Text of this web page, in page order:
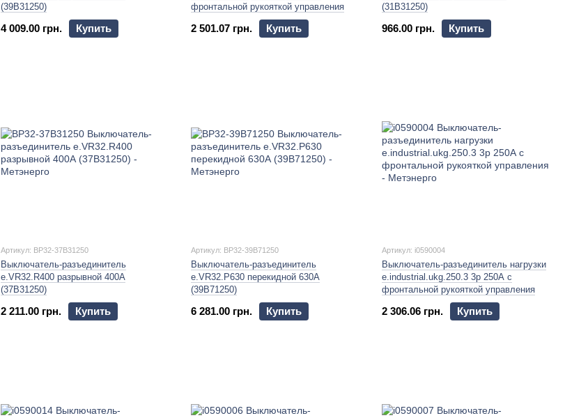
(39В31250)
4 009.00 грн. Купить
фронтальной рукояткой управления
2 501.07 грн. Купить
(31В31250)
966.00 грн. Купить
Артикул: BP32-37B31250
Выключатель-разъединитель
e.VR32.R400 разрывной 400А
(37В31250)
2 211.00 грн. Купить
Артикул: BP32-39B71250
Выключатель-разъединитель
e.VR32.P630 перекидной 630А
(39В71250)
6 281.00 грн. Купить
Артикул: i0590004
Выключатель-разъединитель нагрузки
e.industrial.ukg.250.3 3р 250А с
фронтальной рукояткой управления
2 306.06 грн. Купить